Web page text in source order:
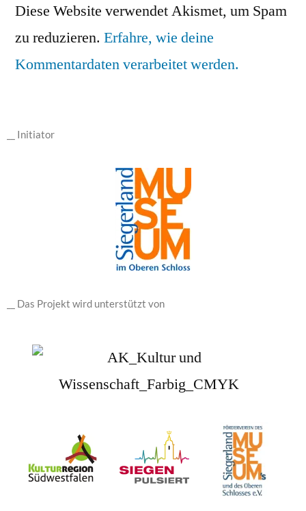
Diese Website verwendet Akismet, um Spam
zu reduzieren. Erfahre, wie deine
Kommentardaten verarbeitet werden.
__ Initiator
__ Das Projekt wird unterstützt von